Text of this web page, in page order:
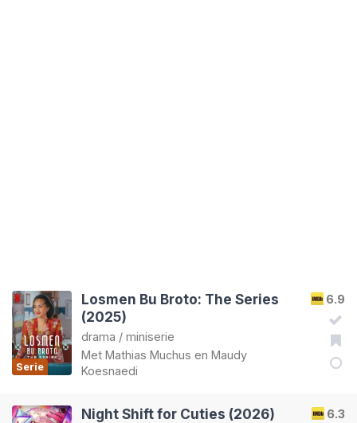
Serie
6.9
Losmen Bu Broto: The Series
(2025)
drama / miniserie
Met Mathias Muchus en Maudy
Koesnaedi
6.3
Night Shift for Cuties (2026)